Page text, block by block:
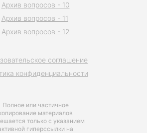
Полное или частичное
материалов
только с указанием
гиперссылки на
соглашение
конфиденциальности
Архив вопросов - 10
Архив вопросов - 11
Архив вопросов - 12